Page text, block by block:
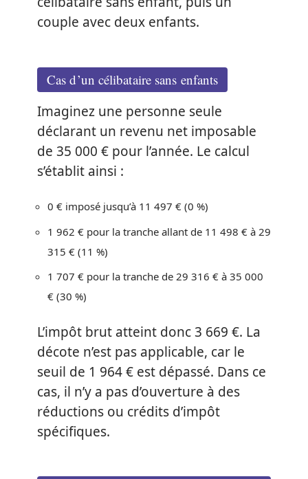
couple avec deux enfants.
Cas d’un célibataire sans enfants
Imaginez une personne seule
déclarant un revenu net imposable
de 35 000 € pour l’année. Le calcul
s’établit ainsi :
0 € imposé jusqu’à 11 497 € (0 %)
1 962 € pour la tranche allant de 11 498 € à 29
315 € (11 %)
1 707 € pour la tranche de 29 316 € à 35 000
€ (30 %)
L’impôt brut atteint donc 3 669 €. La
décote n’est pas applicable, car le
seuil de 1 964 € est dépassé. Dans ce
cas, il n’y a pas d’ouverture à des
réductions ou crédits d’impôt
spécifiques.